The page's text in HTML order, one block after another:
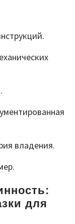
владения.
для